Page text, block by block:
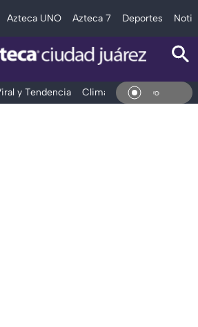
Azteca UNO Azteca 7 Deportes
y Tendencia Clima Deportes En